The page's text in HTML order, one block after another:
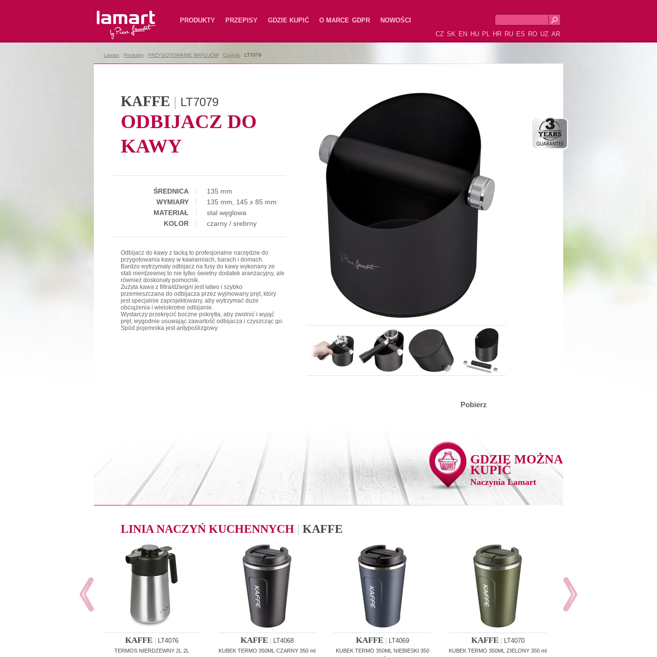
Lamart PRODUKTY PRZEPISY GDZIE KUPIĆ O MARCE GDPR
NOWOŚCI
CZ SK EN HU PL HR RU ES RO UZ AR
Lamart Produkty PRZYGOTOWANIE NAPOJÓW Czajniki LT7079
Pobierz
KAFFE | LT7079
ODBIJACZ DO
KAWY
ŚREDNICA
135 mm
WYMIARY
135 mm, 145 x 85 mm
MATERIAŁ
stal węglowa
KOLOR
czarny / srebrny
Odbijacz do kawy z tacką to profesjonalne narzędzie do
przygotowania kawy w kawiarniach, barach i domach.
Bardzo wytrzymały odbijacz na fusy do kawy wykonany ze
stali nierdzewnej to nie tylko świetny dodatek aranżacyjny, ale
również doskonały pomocnik.
Zużyta kawa z filtra/dźwigni jest łatwo i szybko
przemieszczana do odbijacza przez wyjmowany pręt, który
jest specjalnie zaprojektowany, aby wytrzymać duże
obciążenia i wielokrotne odbijanie.
Wystarczy przekręcić boczne pokrętła, aby zwolnić i wyjąć
pręt, wygodnie usuwając zawartość odbijacza i czyszcząc go.
Spód pojemnika jest antypoślizgowy.
GDZIE MOŻNA
KUPIĆ
Naczynia Lamart
LINIA NACZYŃ KUCHENNYCH | KAFFE
KAFFE| LT4076
TERMOS NIERDZEWNY 2L 2L
KAFFE| LT4068
KUBEK TERMO 350ML CZARNY 350 ml
KAFFE| LT4069
KUBEK TERMO 350ML NIEBIESKI 350
KAFFE| LT4070
KUBEK TERMO 350ML ZIELONY 350 ml